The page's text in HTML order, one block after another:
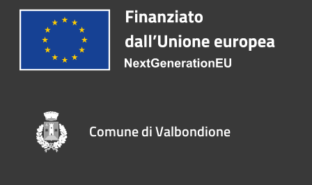
Comune di Valbondione